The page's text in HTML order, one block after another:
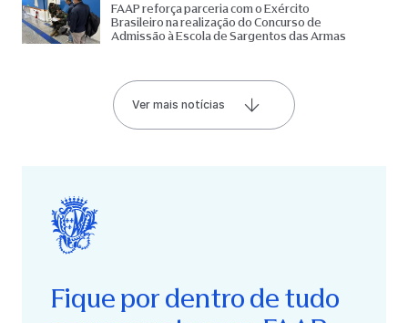
FAAP reforça parceria com o Exército
Brasileiro na realização do Concurso de
Admissão à Escola de Sargentos das Armas
Ver mais notícias
Fique por dentro de tudo